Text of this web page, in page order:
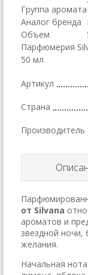
Группа аромата
Аналог бренда
Объем
Парфюмерия
50 мл
Артикул
Страна
Производитель
от Silvana
ароматов и
звездной
желания.
Начальная